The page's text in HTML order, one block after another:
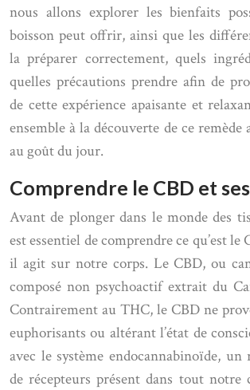
nous allons explorer les bienfaits
boisson peut offrir, ainsi que les
la préparer correctement, quels
quelles précautions prendre afin de
de cette expérience apaisante et
ensemble à la découverte de ce
au goût du jour.
Comprendre le CBD et
Avant de plonger dans le monde des
est essentiel de comprendre ce qu’est
il agit sur notre corps. Le CBD, ou
composé non psychoactif extrait du
Contrairement au THC, le CBD ne
euphorisants ou altérant l’état de
avec le système endocannabinoïde, un
de récepteurs présent dans tout notre